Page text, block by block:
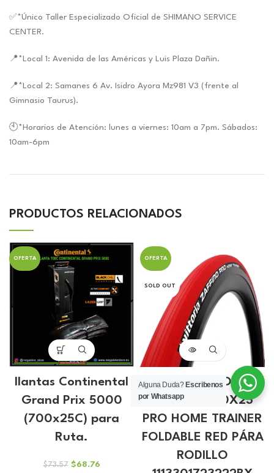
✅*Único Taller Especializado Oficial de SHIMANO SERVICE
CENTER.
📍*Local 1: Avenida de las Américas y Luis Plaza Dañin.
📍*Local 2: Samanes 6 Av. Isidro Ayora Mz981 V3 (frente al
Gimnasio Taurus).
🕙*Horarios de Atención: lunes a viernes: 10am a 7pm. Sábados:
10am-6pm
PRODUCTOS RELACIONADOS
OFERTA
llantas Continental
Grand Prix 5000
(700x25C) para
Ruta.
$73.57 El
$68.76El
OFERTA
SOLD OUT
Llanta VITTORIA
ZAFFIRO 700X23
PRO HOME TRAINER
FOLDABLE RED PÁRA
RODILLO
Alguna Duda? Escribenos
por Whatsapp